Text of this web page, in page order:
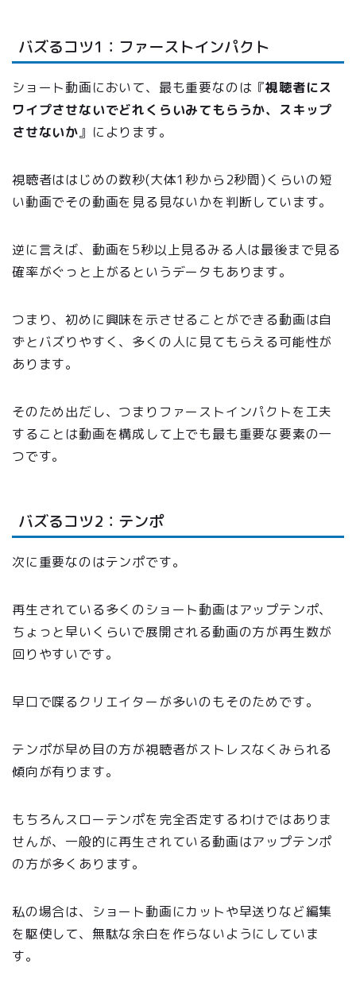
バズるコツ1：ファーストインパクト
ショート動画において、最も重要なのは『視聴者にス
ワイプさせないでどれくらいみてもらうか、スキップ
させないか』によります。
視聴者ははじめの数秒(大体1秒から2秒間)くらいの短
い動画でその動画を見る見ないかを判断しています。
逆に言えば、動画を5秒以上見るみる人は最後まで見る
確率がぐっと上がるというデータもあります。
つまり、初めに興味を示させることができる動画は自
ずとバズりやすく、多くの人に見てもらえる可能性が
あります。
そのため出だし、つまりファーストインパクトを工夫
することは動画を構成して上でも最も重要な要素の一
つです。
バズるコツ2：テンポ
次に重要なのはテンポです。
再生されている多くのショート動画はアップテンポ、
ちょっと早いくらいで展開される動画の方が再生数が
回りやすいです。
早口で喋るクリエイターが多いのもそのためです。
テンポが早め目の方が視聴者がストレスなくみられる
傾向が有ります。
もちろんスローテンポを完全否定するわけではありま
せんが、一般的に再生されている動画はアップテンポ
の方が多くあります。
私の場合は、ショート動画にカットや早送りなど編集
を駆使して、無駄な余白を作らないようにしていま
す。